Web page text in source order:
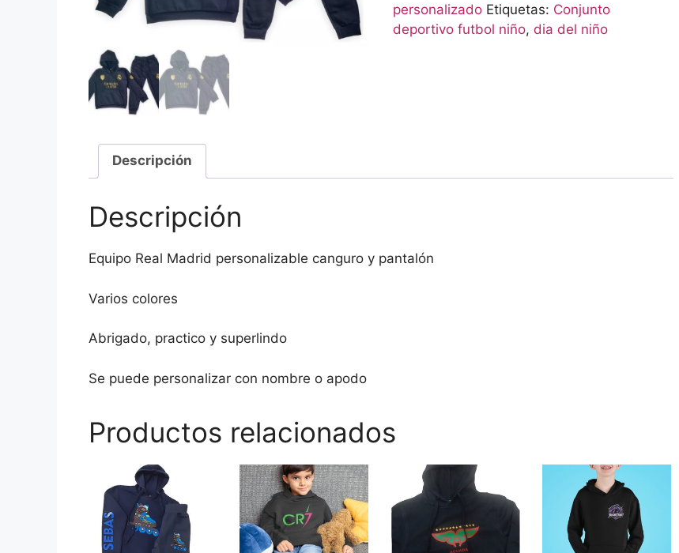
personalizado Etiquetas: Conjunto
deportivo futbol niño, dia del niño
Descripción
Descripción
Equipo Real Madrid personalizable canguro y pantalón
Varios colores
Abrigado, practico y superlindo
Se puede personalizar con nombre o apodo
Productos relacionados